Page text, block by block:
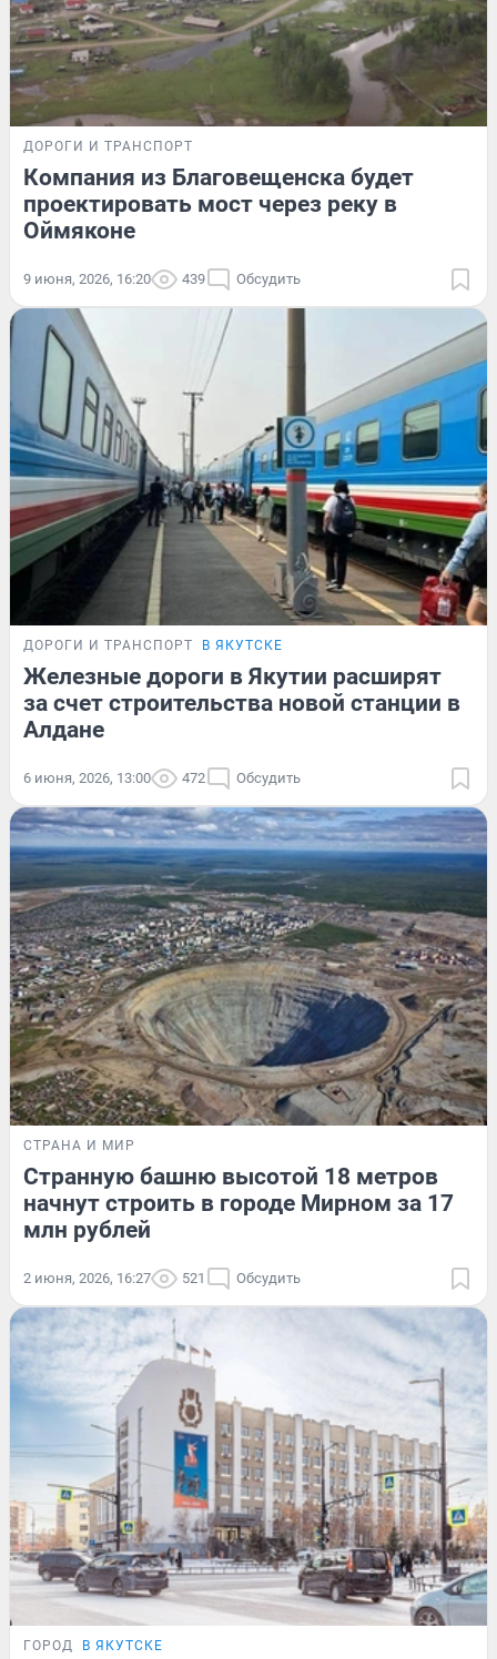
ДОРОГИ И ТРАНСПОРТ
Компания из Благовещенска будет
проектировать мост через реку в
Оймяконе
9 июня, 2026, 16:20 439 Обсудить
ДОРОГИ И ТРАНСПОРТ В ЯКУТСКЕ
Железные дороги в Якутии расширят
за счет строительства новой станции в
Алдане
6 июня, 2026, 13:00 472 Обсудить
СТРАНА И МИР
Странную башню высотой 18 метров
начнут строить в городе Мирном за 17
млн рублей
2 июня, 2026, 16:27 521 Обсудить
ГОРОД В ЯКУТСКЕ